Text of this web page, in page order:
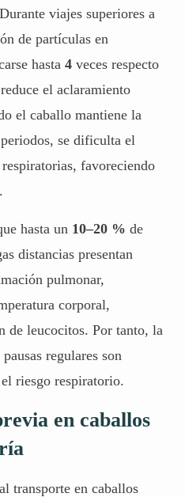
viajes superiores a
de partículas en
hasta 4 veces respecto
el aclaramiento
el caballo mantiene la
se dificulta el
favoreciendo
hasta un 10–20 % de
distancias presentan
pulmonar,
corporal,
de leucocitos. Por tanto, la
regulares son
riesgo respiratorio.
en caballos
transporte en caballos